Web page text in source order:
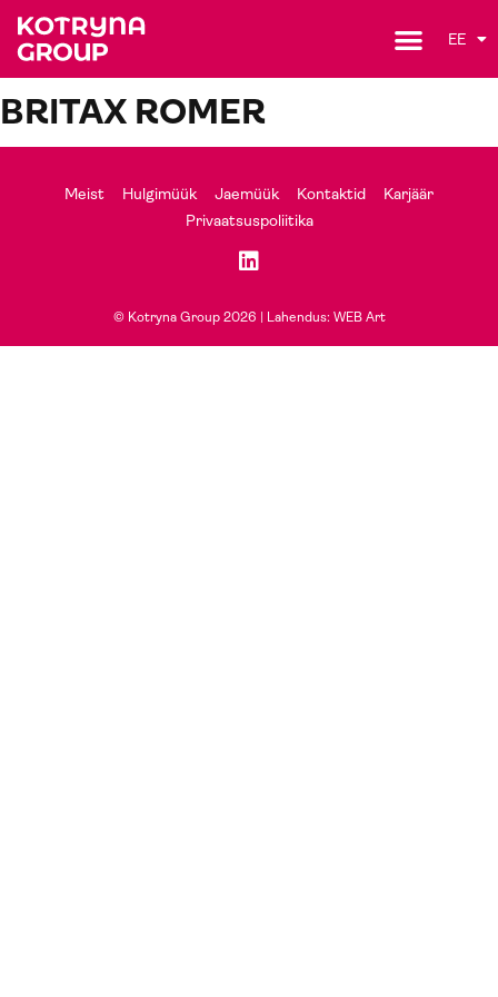
EE
BRITAX ROMER
Meist Hulgimüük Jaemüük Kontaktid
Karjäär
Privaatsuspoliitika
© Kotryna Group 2026 | Lahendus: WEB Art